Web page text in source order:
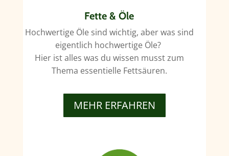
Fette & Öle
Hochwertige Öle sind wichtig, aber was sind
eigentlich hochwertige Öle?
Hier ist alles was du wissen musst zum
Thema essentielle Fettsäuren.
MEHR ERFAHREN